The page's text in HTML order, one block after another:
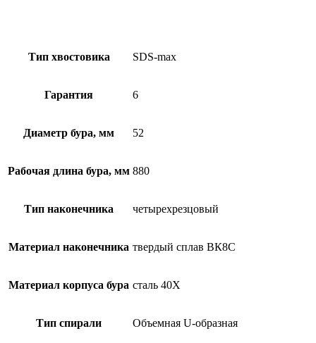
Тип хвостовика SDS-max
Гарантия 6
Диаметр бура, мм 52
Рабочая длина бура, мм 880
Тип наконечника четырехрезцовый
Материал наконечника твердый сплав ВК8С
Материал корпуса бура сталь 40Х
Тип спирали Объемная U-образная